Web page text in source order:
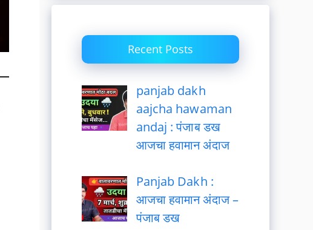
Recent Posts
panjab dakh
aajcha hawaman
andaj : पंजाब डख
आजचा हवामान अंदाज
Panjab Dakh :
आजचा हवामान अंदाज –
पंजाब डख